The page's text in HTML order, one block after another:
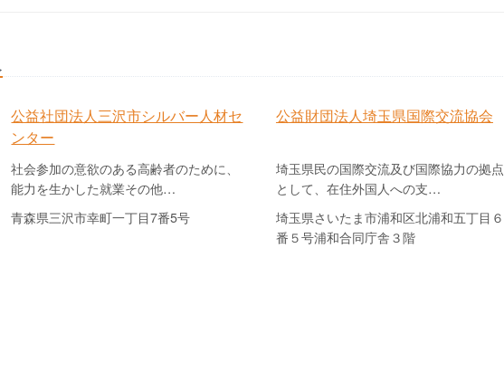
公益社団法人三沢市シルバー人材セ
ンター
社会参加の意欲のある高齢者のために、
能力を生かした就業その他…
青森県三沢市幸町一丁目7番5号
公益財団法人埼玉県国際交流協会
埼玉県民の国際交流及び国際協力の拠点
として、在住外国人への支…
埼玉県さいたま市浦和区北浦和五丁目６
番５号浦和合同庁舎３階